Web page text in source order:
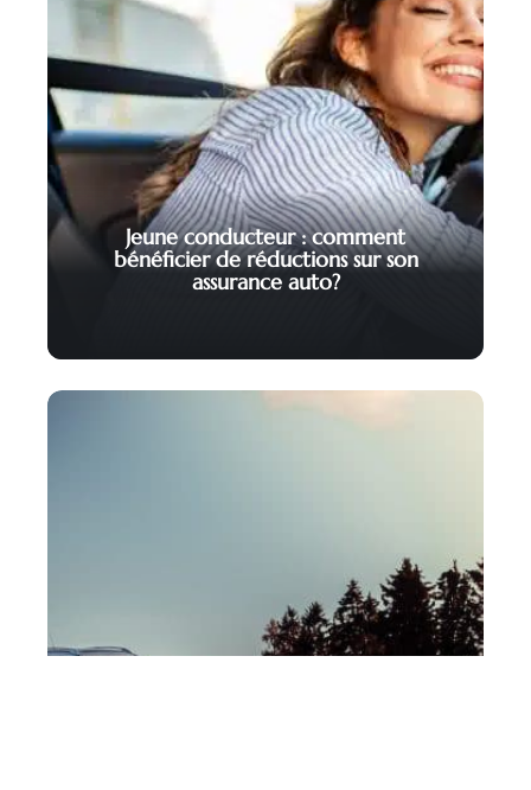
Jeune conducteur : comment
bénéficier de réductions sur son
assurance auto?